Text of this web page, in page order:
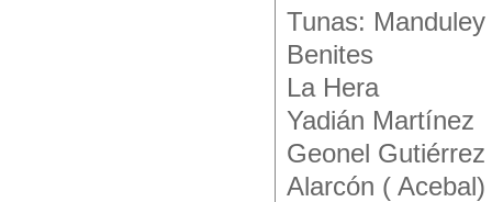
Tunas: Manduley
Benites
La Hera
Yadián Martínez
Geonel Gutiérrez
Alarcón ( Acebal)